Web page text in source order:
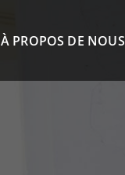
À PROPOS DE NOUS